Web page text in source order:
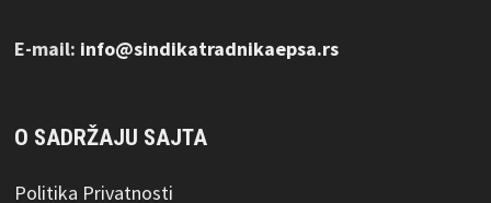
E-mail: info@sindikatradnikaepsa.rs
O SADRŽAJU SAJTA
Politika Privatnosti